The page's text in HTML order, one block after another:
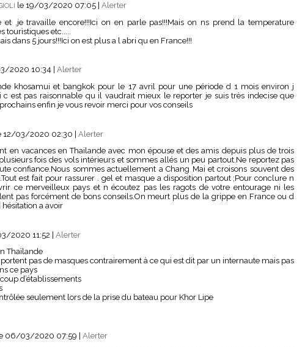
le 19/03/2020 07:05 Alerter
et .je travaille encore!!!Ici on en parle pas!!!Mais on ns prend la temperature
touristiques etc.....
dans 5 jours!!!Ici on est plus a l abri qu en France!!!
2020 10:34
Alerter
khosamui et bangkok pour le 17 avril pour une période d 1 mois environ j
est pas raisonnable qu il vaudrait mieux le reporter je suis très indecise que
enfin je vous revoir merci pour vos conseils
12/03/2020 02:30 | Alerter
en vacances en Thailande avec mon épouse et des amis depuis plus de trois
fois des vols intérieurs et sommes allés un peu partout.Ne reportez pas
confiance.Nous sommes actuellement a Chang Mai et croisons souvent des
est fait pour rassurer . gel et masque a disposition partout ;Pour conclure n
ce merveilleux pays et n écoutez pas les ragots de votre entourage ni les
pas forcément de bons conseils.On meurt plus de la grippe en France ou d
a avoir
2020 11:52 | Alerter
Thaïlande
pas de masques contrairement à ce qui est dit par un internaute mais pas
ce pays
d’établissements
seulement lors de la prise du bateau pour Khor Lipe
06/03/2020 07:59
Alerter